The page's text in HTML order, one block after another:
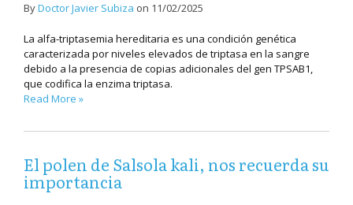
ByDoctor Javier Subiza on 11/02/2025
La alfa-triptasemia hereditaria es una condición genética
caracterizada por niveles elevados de triptasa en la sangre
debido a la presencia de copias adicionales del gen TPSAB1,
que codifica la enzima triptasa.
Read More »
El polen de Salsola kali, nos recuerda su
importancia